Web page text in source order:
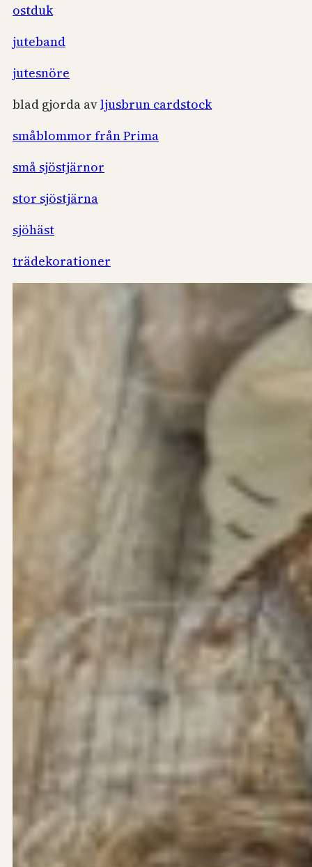
ostduk
juteband
jutesnöre
blad gjorda avljusbrun cardstock
småblommor från Prima
små sjöstjärnor
stor sjöstjärna
sjöhäst
trädekorationer